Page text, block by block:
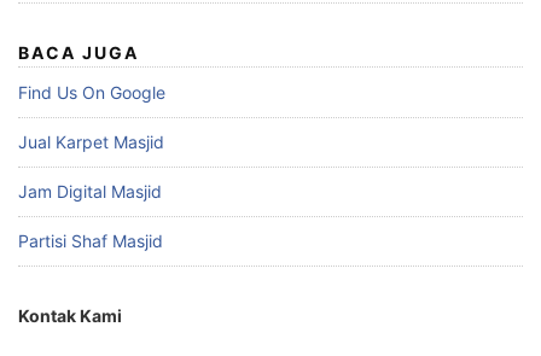
BACA JUGA
Find Us On Google
Jual Karpet Masjid
Jam Digital Masjid
Partisi Shaf Masjid
Kontak Kami